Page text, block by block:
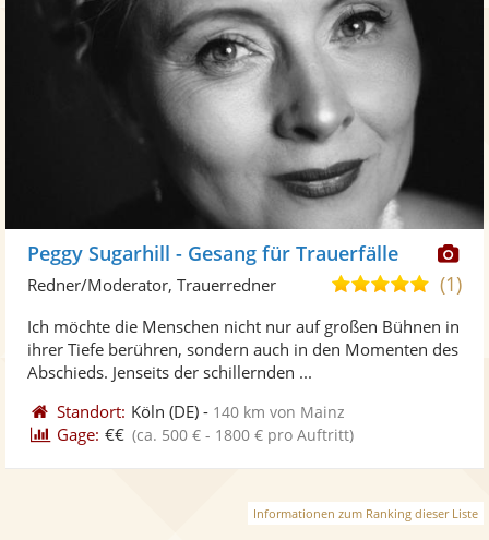
Peggy Sugarhill - Gesang für Trauerfälle
5,0
5
(1)
Redner/Moderator, Trauerredner
Ich möchte die Menschen nicht nur auf großen Bühnen in
ihrer Tiefe berühren, sondern auch in den Momenten des
Abschieds. Jenseits der schillernden ...
Standort: Köln (DE) - 140 km von Mainz
Gage: €€ (ca. 500 € - 1800 € pro Auftritt)
Informationen zum Ranking dieser Liste